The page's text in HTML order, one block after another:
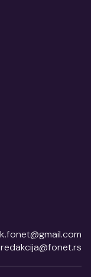
redakcija@fonet.rs